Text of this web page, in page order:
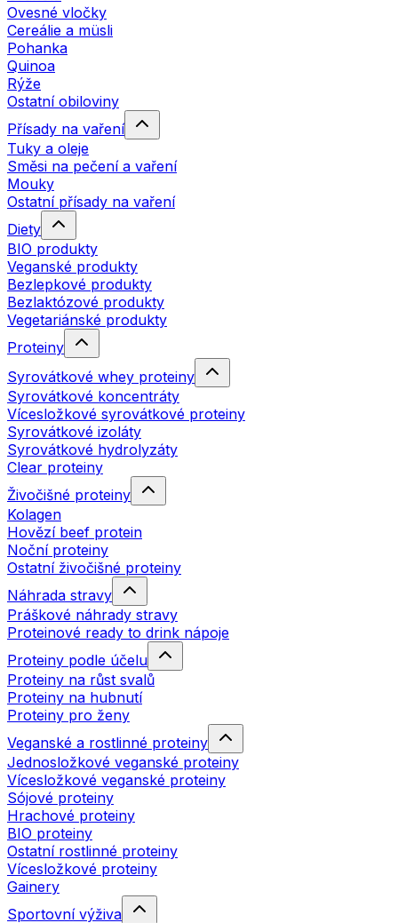
Ovesné vločky
Cereálie a müsli
Pohanka
Quinoa
Rýže
Ostatní obiloviny
Přísady na vaření
Tuky a oleje
Směsi na pečení a vaření
Mouky
Ostatní přísady na vaření
Diety
BIO produkty
Veganské produkty
Bezlepkové produkty
Bezlaktózové produkty
Vegetariánské produkty
Proteiny
Syrovátkové whey proteiny
Syrovátkové koncentráty
Vícesložkové syrovátkové proteiny
Syrovátkové izoláty
Syrovátkové hydrolyzáty
Clear proteiny
Živočišné proteiny
Kolagen
Hovězí beef protein
Noční proteiny
Ostatní živočišné proteiny
Náhrada stravy
Práškové náhrady stravy
Proteinové ready to drink nápoje
Proteiny podle účelu
Proteiny na růst svalů
Proteiny na hubnutí
Proteiny pro ženy
Veganské a rostlinné proteiny
Jednosložkové veganské proteiny
Vícesložkové veganské proteiny
Sójové proteiny
Hrachové proteiny
BIO proteiny
Ostatní rostlinné proteiny
Vícesložkové proteiny
Gainery
Sportovní výživa